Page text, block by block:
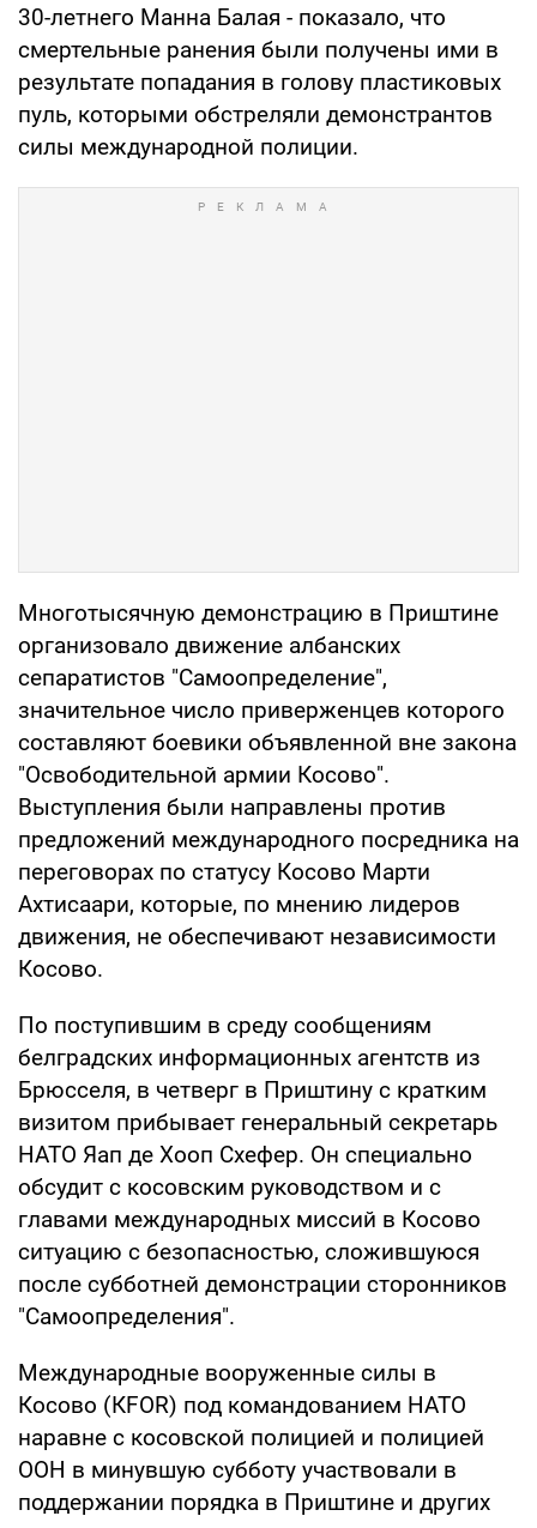
30-летнего Манна Балая - показало, что
смертельные ранения были получены ими в
результате попадания в голову пластиковых
пуль, которыми обстреляли демонстрантов
силы международной полиции.
Многотысячную демонстрацию в Приштине
организовало движение албанских
сепаратистов "Самоопределение",
значительное число приверженцев которого
составляют боевики объявленной вне закона
"Освободительной армии Косово".
Выступления были направлены против
предложений международного посредника на
переговорах по статусу Косово Марти
Ахтисаари, которые, по мнению лидеров
движения, не обеспечивают независимости
Косово.
По поступившим в среду сообщениям
белградских информационных агентств из
Брюсселя, в четверг в Приштину с кратким
визитом прибывает генеральный секретарь
НАТО Яап де Хооп Схефер. Он специально
обсудит с косовским руководством и с
главами международных миссий в Косово
ситуацию с безопасностью, сложившуюся
после субботней демонстрации сторонников
"Самоопределения".
Международные вооруженные силы в
Косово (КFOR) под командованием НАТО
наравне с косовской полицией и полицией
ООН в минувшую субботу участвовали в
поддержании порядка в Приштине и других